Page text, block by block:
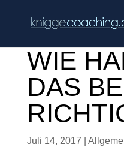
WIE
DAS
Juli 14, 2017